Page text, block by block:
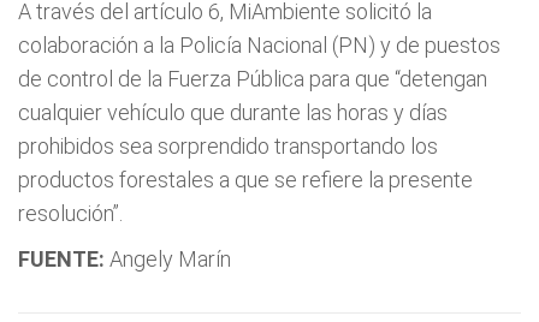
A través del artículo 6, MiAmbiente solicitó la
colaboración a la Policía Nacional (PN) y de puestos
de control de la Fuerza Pública para que “detengan
cualquier vehículo que durante las horas y días
prohibidos sea sorprendido transportando los
productos forestales a que se refiere la presente
resolución”.
FUENTE: Angely Marín